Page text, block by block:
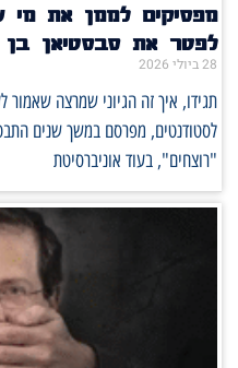
מפסיקים לממן את מי
לפטר את סבסטיאן בן
28 ביולי 2026
תגידו, איך זה הגיוני שמרצה
לסטודנטים, מפרסם במשך שנים
"רוצחים", בעוד אוניברסיטת